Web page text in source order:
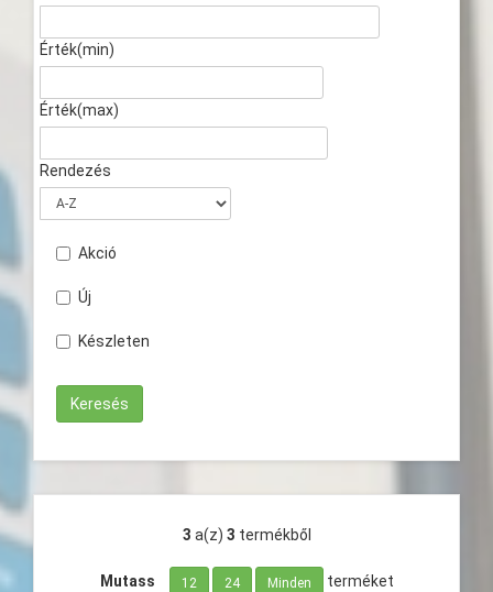
Érték(min)
Érték(max)
Rendezés
Akció
Új
Készleten
3 a(z) 3 termékből
Mutass 12 24 Minden terméket